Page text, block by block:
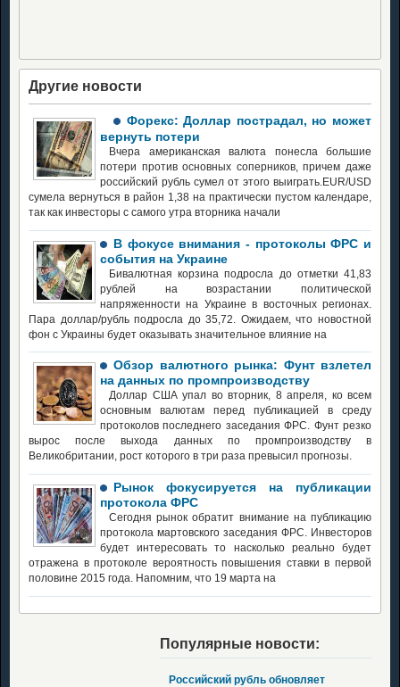
Другие новости
Форекс: Доллар пострадал, но может
вернуть потери
Вчера американская валюта понесла большие
потери против основных соперников, причем даже
российский рубль сумел от этого выиграть.EUR/USD
сумела вернуться в район 1,38 на практически пустом календаре,
так как инвесторы с самого утра вторника начали
В фокусе внимания - протоколы ФРС и
события на Украине
Бивалютная корзина подросла до отметки 41,83
рублей на возрастании политической
напряженности на Украине в восточных регионах.
Пара доллар/рубль подросла до 35,72. Ожидаем, что новостной
фон с Украины будет оказывать значительное влияние на
Обзор валютного рынка: Фунт взлетел
на данных по промпроизводству
Доллар США упал во вторник, 8 апреля, ко всем
основным валютам перед публикацией в среду
протоколов последнего заседания ФРС. Фунт резко
вырос после выхода данных по промпроизводству в
Великобритании, рост которого в три раза превысил прогнозы.
Рынок фокусируется на публикации
протокола ФРС
Сегодня рынок обратит внимание на публикацию
протокола мартовского заседания ФРС. Инвесторов
будет интересовать то насколько реально будет
отражена в протоколе вероятность повышения ставки в первой
половине 2015 года. Напомним, что 19 марта на
Популярные новости:
Российский рубль обновляет